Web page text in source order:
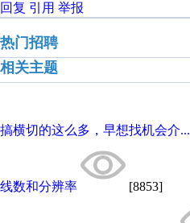
回复 引用 举报
热门招聘
相关主题
搞横切的这么多，早想找机会介...
线数和分辨率 [8853]